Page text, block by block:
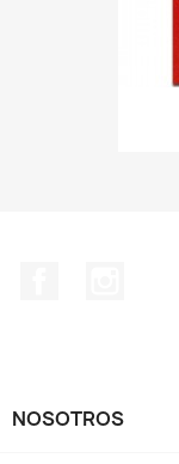
NOSOTROS